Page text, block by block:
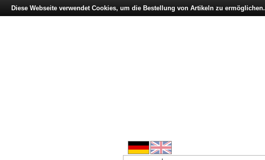
Diese Webseite verwendet Cookies, um die Bestellung von Artikeln zu ermöglichen.